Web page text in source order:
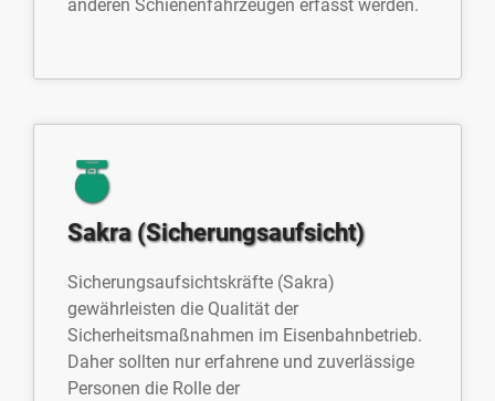
anderen Schienenfahrzeugen erfasst werden.
Sakra (Sicherungsaufsicht)
Sicherungsaufsichtskräfte (Sakra)
gewährleisten die Qualität der
Sicherheitsmaßnahmen im Eisenbahnbetrieb.
Daher sollten nur erfahrene und zuverlässige
Personen die Rolle der